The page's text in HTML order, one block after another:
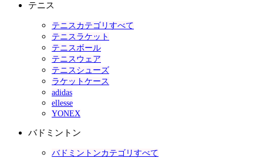
テニス
テニスカテゴリすべて
テニスラケット
テニスボール
テニスウェア
テニスシューズ
ラケットケース
adidas
ellesse
YONEX
バドミントン
バドミントンカテゴリすべて